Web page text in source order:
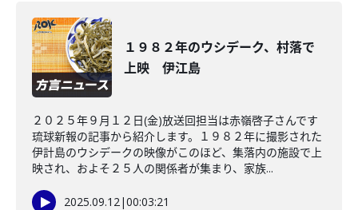
１９８２年のウシデーク、村落で
上映 伊江島
２０２５年９月１２日(金)放送回担当は赤嶺啓子さんです
琉球新報の記事から紹介します。１９８２年に撮影された
伊計島のウシデークの映像がこのほど、集落内の施設で上
映され、およそ２５人の関係者が集まり、家族...
2025.09.12|00:03:21